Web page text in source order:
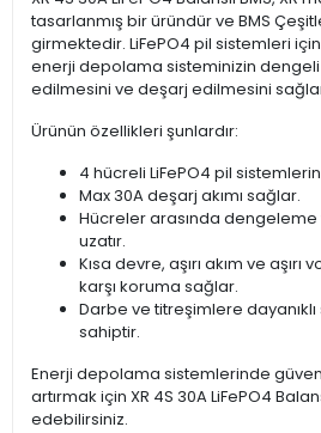
tasarlanmış bir üründür ve BMS
girmektedir. LiFePO4 pil sistemleri
enerji depolama sisteminizin
edilmesini ve deşarj edilmesini
Ürünün özellikleri şunlardır:
4 hücreli LiFePO4 pil
Max 30A deşarj akımı sağlar.
Hücreler arasında
uzatır.
Kısa devre, aşırı akım ve
karşı koruma sağlar.
Darbe ve titreşimlere
sahiptir.
Enerji depolama sistemlerinde
artırmak için XR 4S 30A LiFePO4
edebilirsiniz.